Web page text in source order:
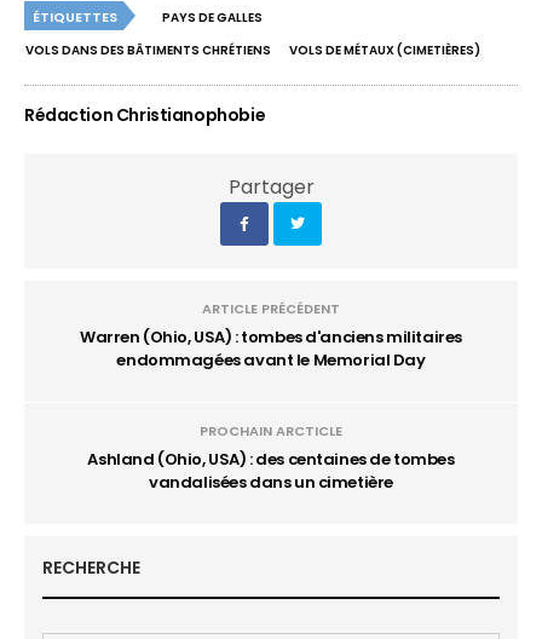
ÉTIQUETTES
PAYS DE GALLES
VOLS DANS DES BÂTIMENTS CHRÉTIENS
VOLS DE MÉTAUX (CIMETIÈRES)
Rédaction Christianophobie
Partager
ARTICLE PRÉCÉDENT
Warren (Ohio, USA) : tombes d'anciens militaires
endommagées avant le Memorial Day
PROCHAIN ARCTICLE
Ashland (Ohio, USA) : des centaines de tombes
vandalisées dans un cimetière
RECHERCHE